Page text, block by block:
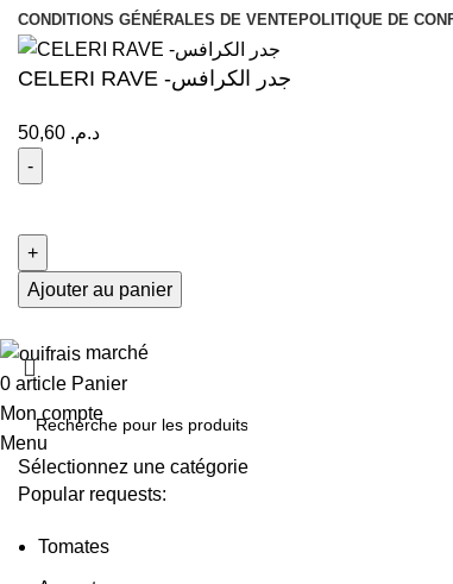
CONDITIONS GÉNÉRALES DE VENTEPOLITIQUE DE
CELERI RAVE -جدر الكرافس
د.م.
Ajouter au panier
Sélectionnez une catégorie
Popular requests:
Tomates
marché
0 article Panier
Mon compte
Menu